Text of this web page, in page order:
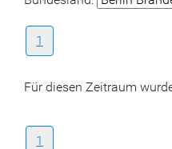
1
Für diesen Zeitraum
1